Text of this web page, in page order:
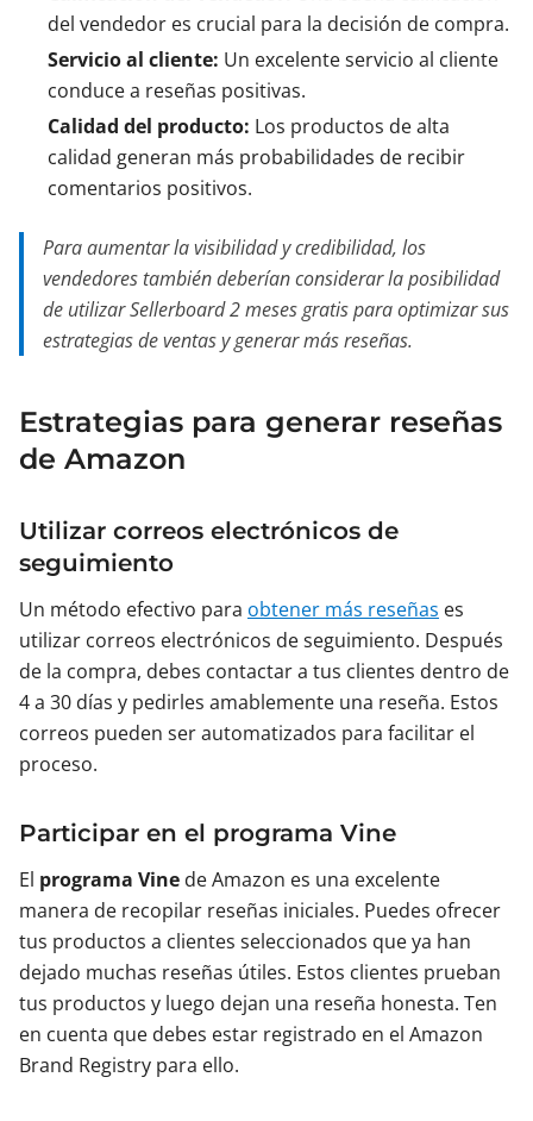
del vendedor es crucial para la decisión de compra.
Servicio al cliente: Un excelente servicio al cliente
conduce a reseñas positivas.
Calidad del producto: Los productos de alta
calidad generan más probabilidades de recibir
comentarios positivos.
Para aumentar la visibilidad y credibilidad, los
vendedores también deberían considerar la posibilidad
de utilizar Sellerboard 2 meses gratis para optimizar sus
estrategias de ventas y generar más reseñas.
Estrategias para generar reseñas
de Amazon
Utilizar correos electrónicos de
seguimiento
Un método efectivo para obtener más reseñas es
utilizar correos electrónicos de seguimiento. Después
de la compra, debes contactar a tus clientes dentro de
4 a 30 días y pedirles amablemente una reseña. Estos
correos pueden ser automatizados para facilitar el
proceso.
Participar en el programa Vine
El programa Vine de Amazon es una excelente
manera de recopilar reseñas iniciales. Puedes ofrecer
tus productos a clientes seleccionados que ya han
dejado muchas reseñas útiles. Estos clientes prueban
tus productos y luego dejan una reseña honesta. Ten
en cuenta que debes estar registrado en el Amazon
Brand Registry para ello.